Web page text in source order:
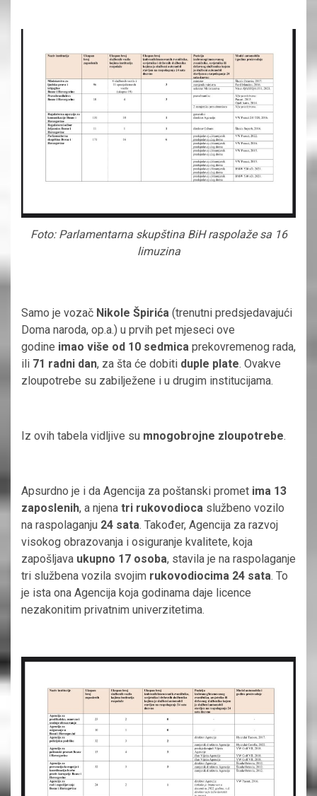
Foto: Parlamentarna skupština BiH raspolaže sa 16
limuzina
Samo je vozač Nikole Špirića (trenutni predsjedavajući
Doma naroda, op.a.) u prvih pet mjeseci ove
godine imao više od 10 sedmica prekovremenog rada,
ili 71 radni dan, za šta će dobiti duple plate. Ovakve
zloupotrebe su zabilježene i u drugim institucijama.
Iz ovih tabela vidljive su mnogobrojne zloupotrebe.
Apsurdno je i da Agencija za poštanski promet ima 13
zaposlenih, a njena tri rukovodioca službeno vozilo
na raspolaganju 24 sata. Također, Agencija za razvoj
visokog obrazovanja i osiguranje kvalitete, koja
zapošljava ukupno 17 osoba, stavila je na raspolaganje
tri službena vozila svojim rukovodiocima 24 sata. To
je ista ona Agencija koja godinama daje licence
nezakonitim privatnim univerzitetima.